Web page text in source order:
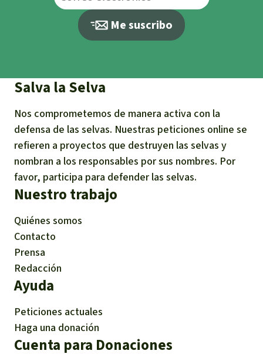
Me suscribo
Salva la Selva
Nos comprometemos de manera activa con la
defensa de las selvas. Nuestras peticiones online se
refieren a proyectos que destruyen las selvas y
nombran a los responsables por sus nombres. Por
favor, participa para defender las selvas.
Nuestro trabajo
Quiénes somos
Contacto
Prensa
Redacción
Ayuda
Peticiones actuales
Haga una donación
Cuenta para Donaciones